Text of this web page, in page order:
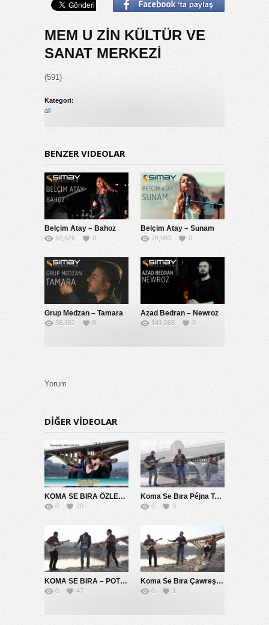
MEM U ZİN KÜLTÜR VE
SANAT MERKEZİ
(591)
Kategori:
all
BENZER VIDEOLAR
Belçim Atay – Bahoz
92,526 0
Belçim Atay – Sunam
78,983 0
Grup Medzan – Tamara
36,162 0
Azad Bedran – Newroz
141,068 0
Yorum
DIĞER VIDEOLAR
KOMA SE BIRA ÖZLEMİM SANA 2014
0 20
Koma Se Bıra Péjna Te Naye
0 3
KOMA SE BIRA – POTPORİ 2014
0 47
Koma Se Bıra Çawreşamın
0 1